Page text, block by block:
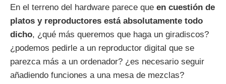
En el terreno del hardware parece que en cuestión de
platos y reproductores está absolutamente todo
dicho, ¿qué más queremos que haga un giradiscos?
¿podemos pedirle a un reproductor digital que se
parezca más a un ordenador? ¿es necesario seguir
añadiendo funciones a una mesa de mezclas?